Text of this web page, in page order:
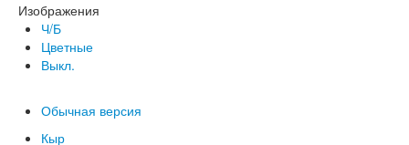
Изображения
Ч/Б
Цветные
Выкл.
Обычная версия
Кыр